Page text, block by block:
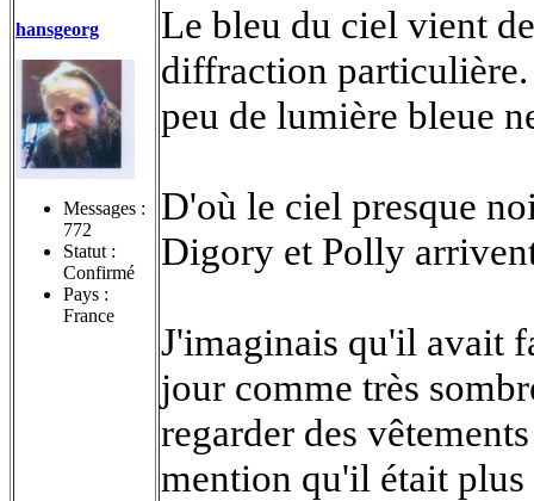
hansgeorg
Messages :
772
Statut :
Confirmé
Pays :
France
Le bleu du ciel vient
diffraction
peu de lumière bleue
D'où le ciel presque
Digory et Polly
J'imaginais qu'il avait
jour comme très
regarder des
mention qu'il était